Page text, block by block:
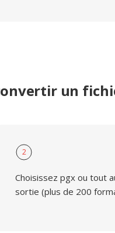
un
2
Choisissez pgx ou tout
sortie (plus de 200